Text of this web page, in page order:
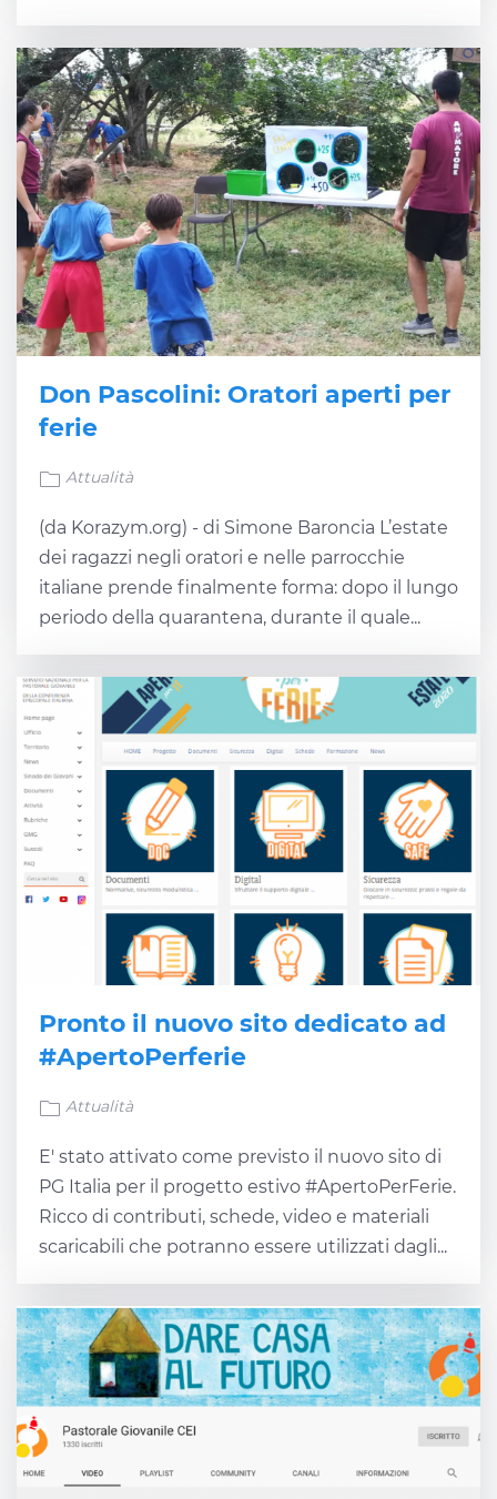
Don Pascolini: Oratori aperti per
ferie
Attualità
(da Korazym.org) - di Simone Baroncia L’estate
dei ragazzi negli oratori e nelle parrocchie
italiane prende finalmente forma: dopo il lungo
periodo della quarantena, durante il quale...
Pronto il nuovo sito dedicato ad
#ApertoPerferie
Attualità
E' stato attivato come previsto il nuovo sito di
PG Italia per il progetto estivo #ApertoPerFerie.
Ricco di contributi, schede, video e materiali
scaricabili che potranno essere utilizzati dagli...